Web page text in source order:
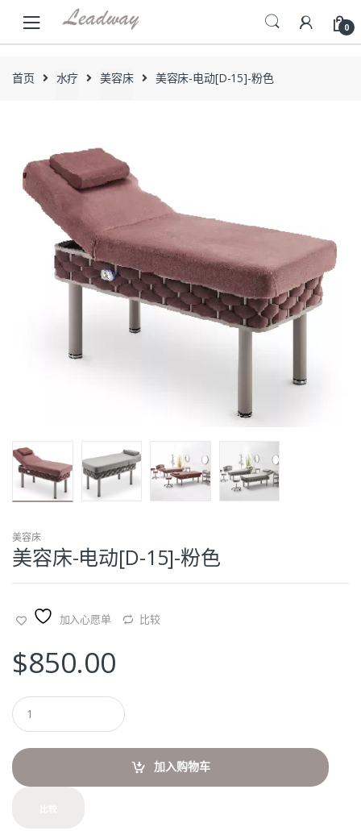
navigation
content
0
首页 水疗 美容床 美容床-电动[D-15]-粉色
美容床
美容床-电动[D-15]-粉色
加入心愿单 比较
$850.00
Q
u
a
t
i
加入购物车